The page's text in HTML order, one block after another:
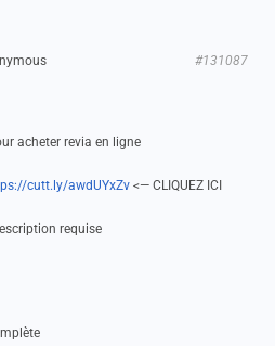
#131087
acheter revia en ligne
cutt.ly/awdUYxZv <— CLIQUEZ ICI
requise